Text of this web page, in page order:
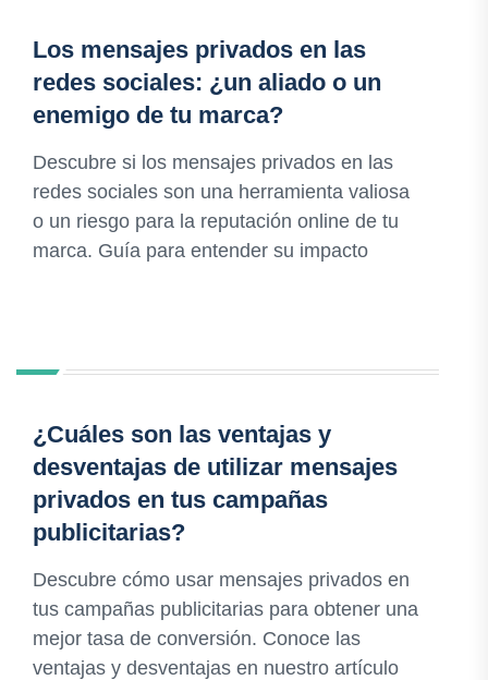
Los mensajes privados en las
redes sociales: ¿un aliado o un
enemigo de tu marca?
Descubre si los mensajes privados en las
redes sociales son una herramienta valiosa
o un riesgo para la reputación online de tu
marca. Guía para entender su impacto
¿Cuáles son las ventajas y
desventajas de utilizar mensajes
privados en tus campañas
publicitarias?
Descubre cómo usar mensajes privados en
tus campañas publicitarias para obtener una
mejor tasa de conversión. Conoce las
ventajas y desventajas en nuestro artículo